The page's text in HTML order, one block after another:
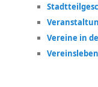
Vereine in
Vereinsleben